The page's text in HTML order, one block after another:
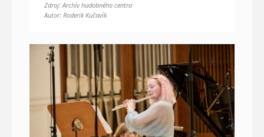
Zdroj: Archív hudobného centra
Autor: Roderik Kučavík